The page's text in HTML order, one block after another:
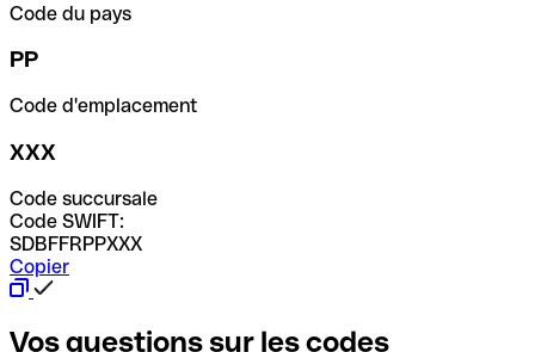
Code du pays
PP
Code d'emplacement
XXX
Code succursale
Code SWIFT:
SDBFFRPPXXX
Copier
Vos questions sur les codes